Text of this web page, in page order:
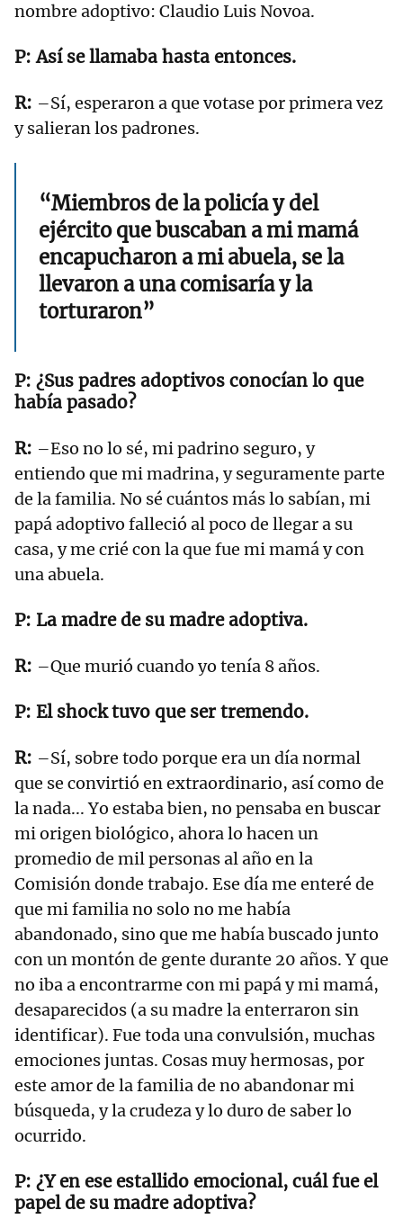
nombre adoptivo: Claudio Luis Novoa.
Así se llamaba hasta entonces.
–Sí, esperaron a que votase por primera vez
y salieran los padrones.
“Miembros de la policía y del
ejército que buscaban a mi mamá
encapucharon a mi abuela, se la
llevaron a una comisaría y la
torturaron”
¿Sus padres adoptivos conocían lo que
había pasado?
–Eso no lo sé, mi padrino seguro, y
entiendo que mi madrina, y seguramente parte
de la familia. No sé cuántos más lo sabían, mi
papá adoptivo falleció al poco de llegar a su
casa, y me crié con la que fue mi mamá y con
una abuela.
La madre de su madre adoptiva.
–Que murió cuando yo tenía 8 años.
El shock tuvo que ser tremendo.
–Sí, sobre todo porque era un día normal
que se convirtió en extraordinario, así como de
la nada... Yo estaba bien, no pensaba en buscar
mi origen biológico, ahora lo hacen un
promedio de mil personas al año en la
Comisión donde trabajo. Ese día me enteré de
que mi familia no solo no me había
abandonado, sino que me había buscado junto
con un montón de gente durante 20 años. Y que
no iba a encontrarme con mi papá y mi mamá,
desaparecidos (a su madre la enterraron sin
identificar). Fue toda una convulsión, muchas
emociones juntas. Cosas muy hermosas, por
este amor de la familia de no abandonar mi
búsqueda, y la crudeza y lo duro de saber lo
ocurrido.
¿Y en ese estallido emocional, cuál fue el
papel de su madre adoptiva?